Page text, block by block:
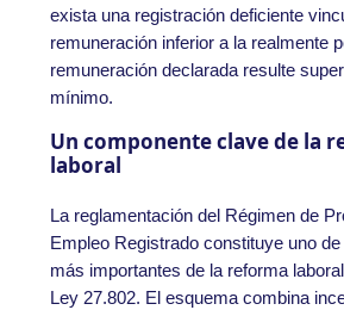
exista una registración deficiente
remuneración inferior a la realmente
remuneración declarada resulte
mínimo.
Un componente clave de la
laboral
La reglamentación del Régimen de
Empleo Registrado constituye uno
más importantes de la reforma
Ley 27.802. El esquema combina